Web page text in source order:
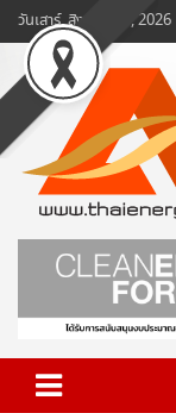
Skip
to
content
วันเสาร์, สิงหาคม 8, 2026
ข่าวพลังงานและคมนา